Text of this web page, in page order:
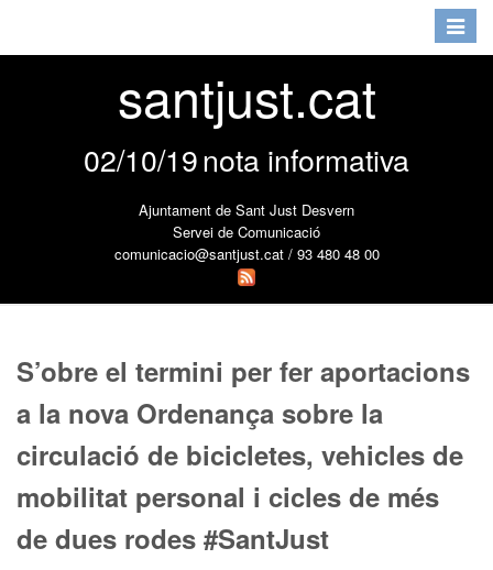
Toggle
santjust.cat
02/10/19nota informativa
Ajuntament de Sant Just Desvern
Servei de Comunicació
comunicacio@santjust.cat / 93 480 48 00
S’obre el termini per fer aportacions
a la nova Ordenança sobre la
circulació de bicicletes, vehicles de
mobilitat personal i cicles de més
de dues rodes #SantJust